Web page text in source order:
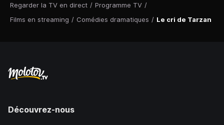
Regarder la TV en direct / Programme TV /
Films en streaming / Comédies dramatiques / Le cri de Tarzan
Découvrez-nous